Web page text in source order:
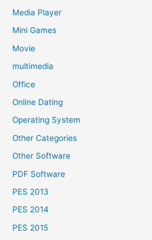
Media Player
Mini Games
Movie
multimedia
Office
Online Dating
Operating System
Other Categories
Other Software
PDF Software
PES 2013
PES 2014
PES 2015